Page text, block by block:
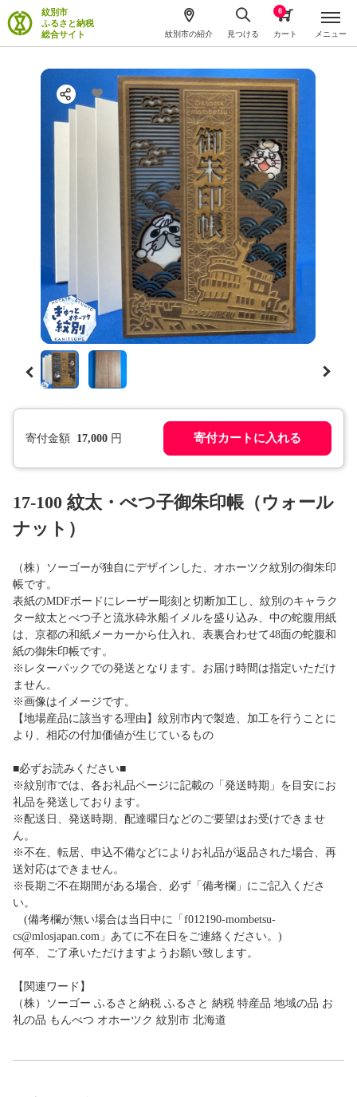
紋別市
ふるさと納税
総合サイト
紋別市の紹介 見つける カート
0
メニュー
寄付金額 17,000 円 寄付カートに入れる
17-100 紋太・べつ子御朱印帳（ウォール
ナット）
（株）ソーゴーが独自にデザインした、オホーツク紋別の御朱印
帳です。
表紙のMDFボードにレーザー彫刻と切断加工し、紋別のキャラク
ター紋太とべつ子と流氷砕氷船イメルを盛り込み、中の蛇腹用紙
は、京都の和紙メーカーから仕入れ、表裏合わせて48面の蛇腹和
紙の御朱印帳です。
※レターパックでの発送となります。お届け時間は指定いただけ
ません。
※画像はイメージです。
【地場産品に該当する理由】紋別市内で製造、加工を行うことに
より、相応の付加価値が生じているもの
■必ずお読みください■
※紋別市では、各お礼品ページに記載の「発送時期」を目安にお
礼品を発送しております。
※配送日、発送時期、配達曜日などのご要望はお受けできませ
ん。
※不在、転居、申込不備などによりお礼品が返品された場合、再
送対応はできません。
※長期ご不在期間がある場合、必ず「備考欄」にご記入くださ
い。
(備考欄が無い場合は当日中に「f012190-mombetsu-
cs@mlosjapan.com」あてに不在日をご連絡ください。)
何卒、ご了承いただけますようお願い致します。
【関連ワード】
（株）ソーゴー ふるさと納税 ふるさと 納税 特産品 地域の品 お
礼の品 もんべつ オホーツク 紋別市 北海道